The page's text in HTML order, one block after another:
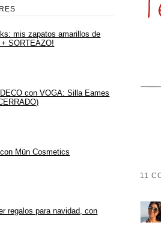
11
mis zapatos amarillos de
SORTEAZO!
con VOGA: Silla Eames
Mün Cosmetics
regalos para navidad, con